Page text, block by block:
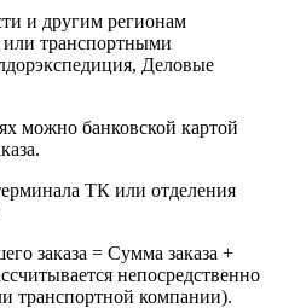
и другим регионам
или транспортными
Деловые
можно банковской картой
ТК или отделения
заказа = Сумма заказа +
непосредственно
транспортной компании).